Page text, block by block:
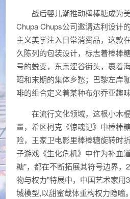
战后婴儿潮推动棒棒糖成为
Chupa Chups公司邀请达利设计
主义美学注入日常消费品，这款
久陈列的包装设计，标志着棒棒
号的蜕变，东京涩谷街头，裹着
昭和末期的集体乡愁；巴黎左岸
啡的组合定义着某种布尔乔亚趣味
在流行文化领域，这根小木
量，希区柯克《惊魂记》中棒棒
险，王家卫电影里棒棒糖旋转时
子游戏《生化危机》中作为补血
糖"，都在不断拓展其符号边界，
物与权力"特展中，中国艺术家用
城模型,以甜蜜载体重构权力隐喻。